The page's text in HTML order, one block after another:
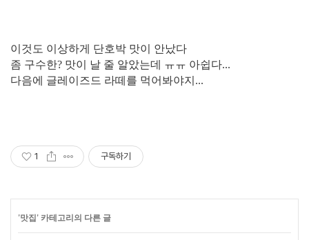
이것도 이상하게 단호박 맛이 안났다
좀 구수한? 맛이 날 줄 알았는데 ㅠㅠ 아쉽다...
다음에 글레이즈드 라떼를 먹어봐야지...
1 구독하기
'맛집' 카테고리의 다른 글